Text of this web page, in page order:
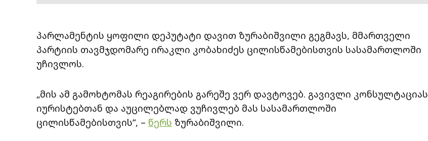
პარლამენტის ყოფილი დეპუტატი დავით ზურაბიშვილი გეგმავს, მმართველი
პარტიის თავმჯდომარე ირაკლი კობახიძეს ცილისწამებისთვის სასამართლოში
უჩივლოს.
„მის ამ გამოხტომას რეაგირების გარეშე ვერ დავტოვებ. გავივლი კონსულტაციას
იურისტებთან და აუცილებლად ვუჩივლებ მას სასამართლოში
ცილისწამებისთვის“, – წერს ზურაბიშვილი.